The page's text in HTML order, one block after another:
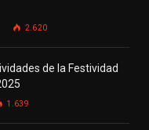
2.620
de la Festividad
1.639